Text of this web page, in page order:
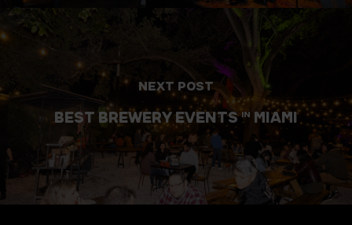
NEXT POST
BEST BREWERY EVENTS IN MIAMI